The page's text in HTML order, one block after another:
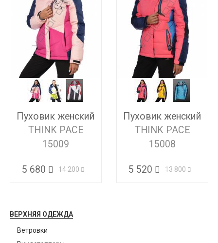
ВЕРХНЯЯ ОДЕЖДА
Ветровки
Пуховик женский
THINK PACE
15009
5 680 14 200
Пуховик женский
THINK PACE
15008
5 520 13 800